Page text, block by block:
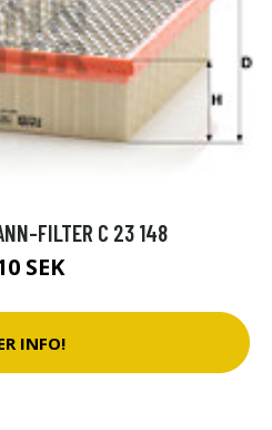
FILTER C 23 148
SEK
INFO!